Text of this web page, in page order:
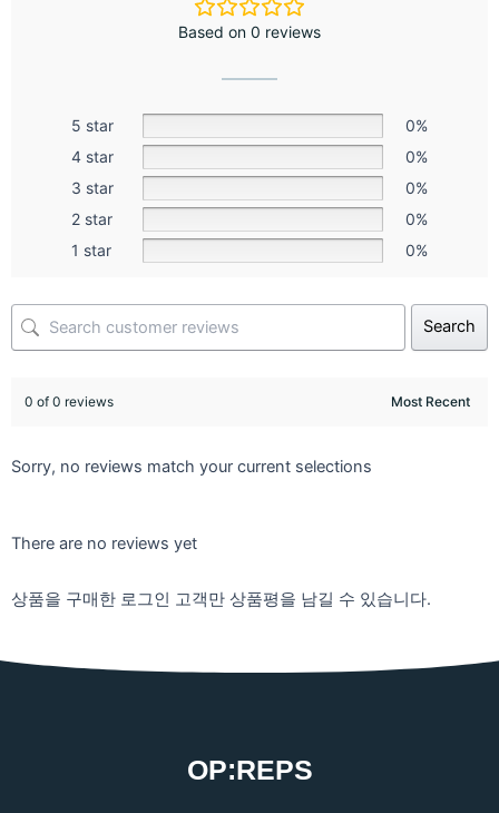
Based on 0 reviews
5 star
0%
4 star
0%
3 star
0%
2 star
0%
1 star
0%
Search
0 of 0 reviews
Sorry, no reviews match your current selections
There are no reviews yet
상품을 구매한 로그인 고객만 상품평을 남길 수 있습니다.
OP:REPS